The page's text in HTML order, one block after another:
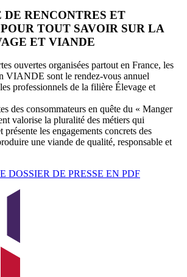
DE RENCONTRES ET
TOUT SAVOIR SUR LA
ET VIANDE
ouvertes organisées partout en France, les
VIANDE sont le rendez-vous annuel
professionnels de la filière Élevage et
des consommateurs en quête du « Manger
valorise la pluralité des métiers qui
les engagements concrets des
une viande de qualité, responsable et
DOSSIER DE PRESSE EN PDF